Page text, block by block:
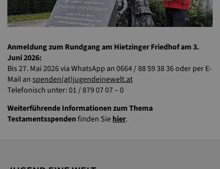
Anmeldung zum Rundgang am Hietzinger Friedhof am 3.
Juni 2026:
Bis 27. Mai 2026 via WhatsApp an 0664 / 88 59 38 36 oder per E-
Mail an spenden(at)jugendeinewelt.at
Telefonisch unter: 01 / 879 07 07 – 0
Weiterführende Informationen zum Thema
Testamentsspendenfinden Siehier.